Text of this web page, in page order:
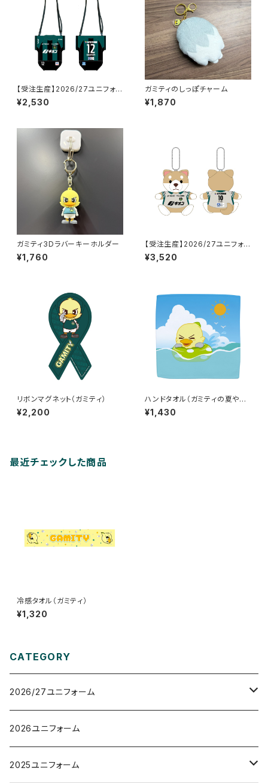
【受注生産】2026/27ユニフォー
ム型ペットボトルホルダー_FP/1
st
¥2,530
ガミティのしっぽチャーム
¥1,870
ガミティ3Dラバーキーホルダー
¥1,760
【受注生産】2026/27ユニフォー
ム柴犬キーチェーン_FP/2nd
¥3,520
リボンマグネット（ガミティ）
¥2,200
ハンドタオル（ガミティの夏やす
み）
¥1,430
最近チェックした商品
冷感タオル（ガミティ）
¥1,320
CATEGORY
2026/27ユニフォーム
オーセンティックユニフォーム
レプリカユニフォーム
2026ユニフォーム
2025ユニフォーム